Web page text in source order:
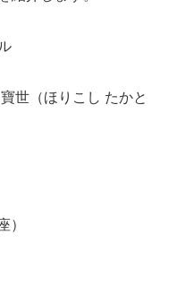
世（ほりこし たかと
）